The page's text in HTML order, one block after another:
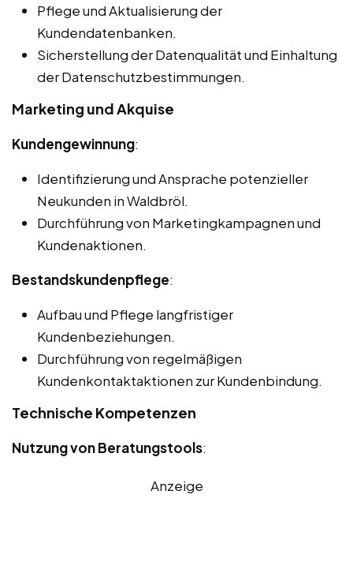
Pflege und Aktualisierung der
Kundendatenbanken.
Sicherstellung der Datenqualität und Einhaltung
der Datenschutzbestimmungen.
Marketing und Akquise
Kundengewinnung:
Identifizierung und Ansprache potenzieller
Neukunden in Waldbröl.
Durchführung von Marketingkampagnen und
Kundenaktionen.
Bestandskundenpflege:
Aufbau und Pflege langfristiger
Kundenbeziehungen.
Durchführung von regelmäßigen
Kundenkontaktaktionen zur Kundenbindung.
Technische Kompetenzen
Nutzung von Beratungstools:
Anzeige